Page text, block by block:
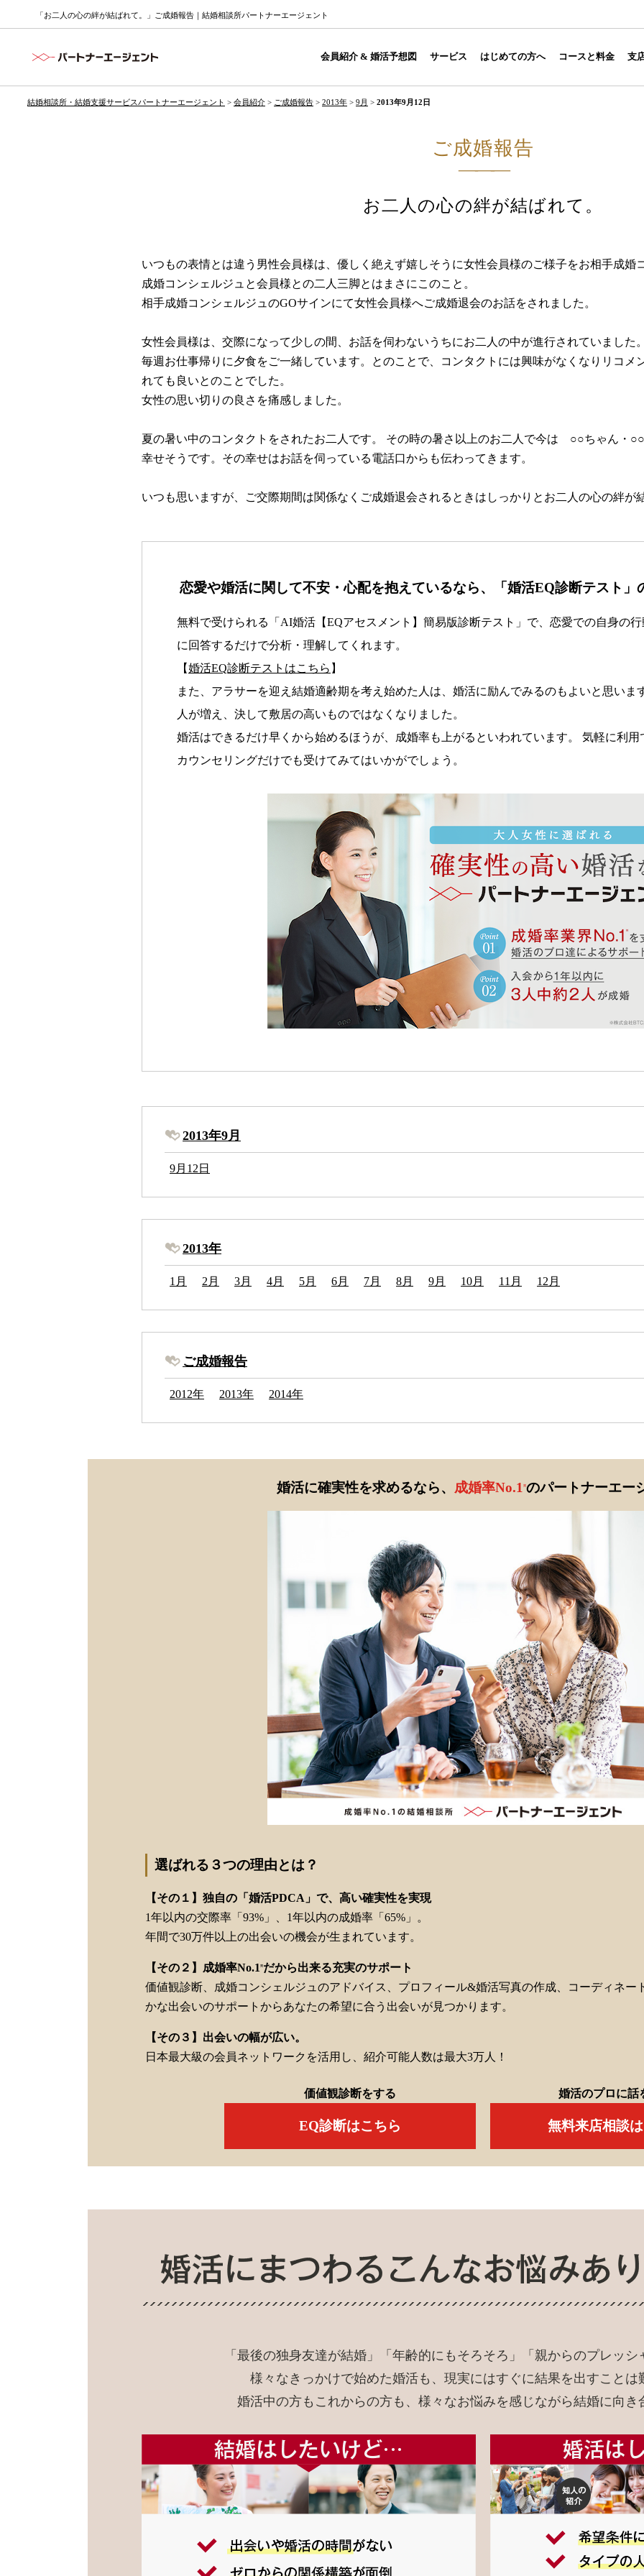
「お二人の心の絆が結ばれて。」ご成婚報告｜結婚相談所パートナーエージェント
会員紹介 & 婚活予想図 サービス はじめての方へ コースと料金 支
結婚相談所・結婚支援サービスパートナーエージェント > 会員紹介 > ご成婚報告 > 2013年 > 9月 > 2013年9月12日
ご成婚報告
お二人の心の絆が結ばれて。
いつもの表情とは違う男性会員様は、優しく絶えず嬉しそうに女性会員様のご様子をお相手成婚
成婚コンシェルジュと会員様との二人三脚とはまさにこのこと。
相手成婚コンシェルジュのGOサインにて女性会員様へご成婚退会のお話をされました。
女性会員様は、交際になって少しの間、お話を伺わないうちにお二人の中が進行されていました
毎週お仕事帰りに夕食をご一緒しています。とのことで、コンタクトには興味がなくなりリコメ
れても良いとのことでした。
女性の思い切りの良さを痛感しました。
夏の暑い中のコンタクトをされたお二人です。 その時の暑さ以上のお二人で今は ○○ちゃん・
幸せそうです。その幸せはお話を伺っている電話口からも伝わってきます。
いつも思いますが、ご交際期間は関係なくご成婚退会されるときはしっかりとお二人の心の絆が
恋愛や婚活に関して不安・心配を抱えているなら、「婚活EQ診断テスト」
無料で受けられる「AI婚活【EQアセスメント】簡易版診断テスト」で、恋愛での自身の
に回答するだけで分析・理解してくれます。
【婚活EQ診断テストはこちら 】
また、アラサーを迎え結婚適齢期を考え始めた人は、婚活に励んでみるのもよいと思いま
人が増え、決して敷居の高いものではなくなりました。
婚活はできるだけ早くから始めるほうが、成婚率も上がるといわれています。 気軽に利
カウンセリングだけでも受けてみてはいかがでしょう。
2013年9月
9月12日
2013年
1月 2月 3月 4月 5月 6月 7月 8月 9月 10月 11月 12月
ご成婚報告
2012年 2013年 2014年
婚活に確実性を求めるなら、 成婚率No.1 ※のパートナーエー
選ばれる３つの理由とは？
【その１】独自の「婚活PDCA」で、高い確実性を実現
1年以内の交際率「93%」、1年以内の成婚率「65%」。
年間で30万件以上の出会いの機会が生まれています。
【その２】成婚率No.1 ※ だから出来る充実のサポート
価値観診断、成婚コンシェルジュのアドバイス、プロフィール&婚活写真の作成、コーディネー
かな出会いのサポートからあなたの希望に合う出会いが見つかります。
【その３】出会いの幅が広い。
日本最大級の会員ネットワークを活用し、紹介可能人数は最大3万人！
価値観診断をする
EQ診断はこちら
婚活のプロに話
無料来店相談
「最後の独身友達が結婚」「年齢的にもそろそろ」「親からのプレッ
様々なきっかけで始めた婚活も、現実にはすぐに結果を出すことは
婚活中の方もこれからの方も、様々なお悩みを感じながら結婚に向き